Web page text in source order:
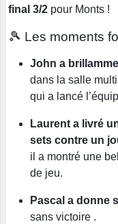
final 3/2 pour Monts !
🎾 Les moments
John a
dans la salle
qui a lancé
Laurent a livré
sets contre un
il a montré une
de jeu.
Pascal a donne
sans victoire .